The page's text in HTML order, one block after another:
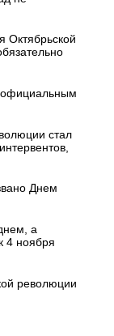
Октябрьской
официальным
стал
Днем
а
4 ноября
революции